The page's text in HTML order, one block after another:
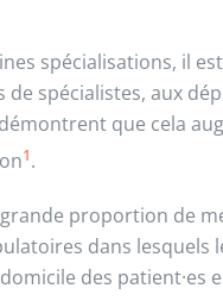
spécialisations, il
spécialistes, aux
que cela
1.
proportion de
dans lesquels
des patient·es